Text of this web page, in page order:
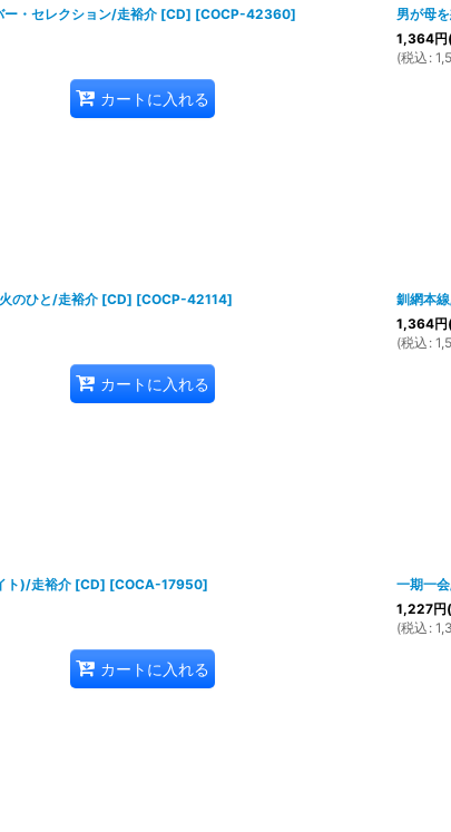
ー・セレクション/走裕介 [CD] [COCP-42360]
カートに入れる
男が母
1,364円
(税込 :
のひと/走裕介 [CD] [COCP-42114]
カートに入れる
釧網本
1,364円
(税込 :
ト)/走裕介 [CD] [COCA-17950]
カートに入れる
一期一
1,227円
(税込 :